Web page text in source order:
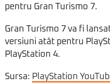
pentru Gran Turismo 7.
Gran Turismo 7 va fi
versiuni atât pentru
PlayStation 4.
Sursa: PlayStation